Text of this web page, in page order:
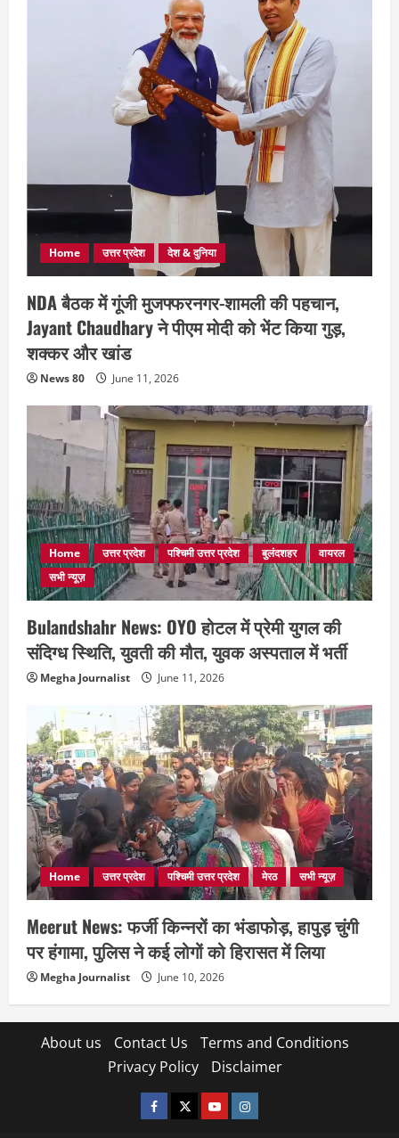
Home उत्तर प्रदेश देश & दुनिया
NDA बैठक में गूंजी मुजफ्फरनगर-शामली की पहचान,
Jayant Chaudhary ने पीएम मोदी को भेंट किया गुड़,
शक्कर और खांड
News 80 June 11, 2026
Home उत्तर प्रदेश पश्चिमी उत्तर प्रदेश बुलंदशहर
वायरल
सभी न्यूज़
Bulandshahr News: OYO होटल में प्रेमी युगल की
संदिग्ध स्थिति, युवती की मौत, युवक अस्पताल में भर्ती
Megha Journalist June 11, 2026
Home उत्तर प्रदेश पश्चिमी उत्तर प्रदेश मेरठ सभी न्यूज़
Meerut News: फर्जी किन्नरों का भंडाफोड़, हापुड़ चुंगी
पर हंगामा, पुलिस ने कई लोगों को हिरासत में लिया
Megha Journalist June 10, 2026
About us Contact Us
Terms and Conditions
Privacy Policy
Disclaimer
facebooktwitterYOUTUBE
instagram